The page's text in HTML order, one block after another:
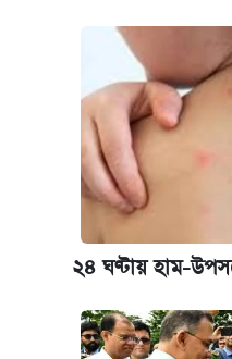
২৪ ঘণ্টায় হাম-